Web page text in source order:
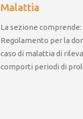
Malattia
La sezione comprende:
Regolamento per la
caso di malattia di
comporti periodi di